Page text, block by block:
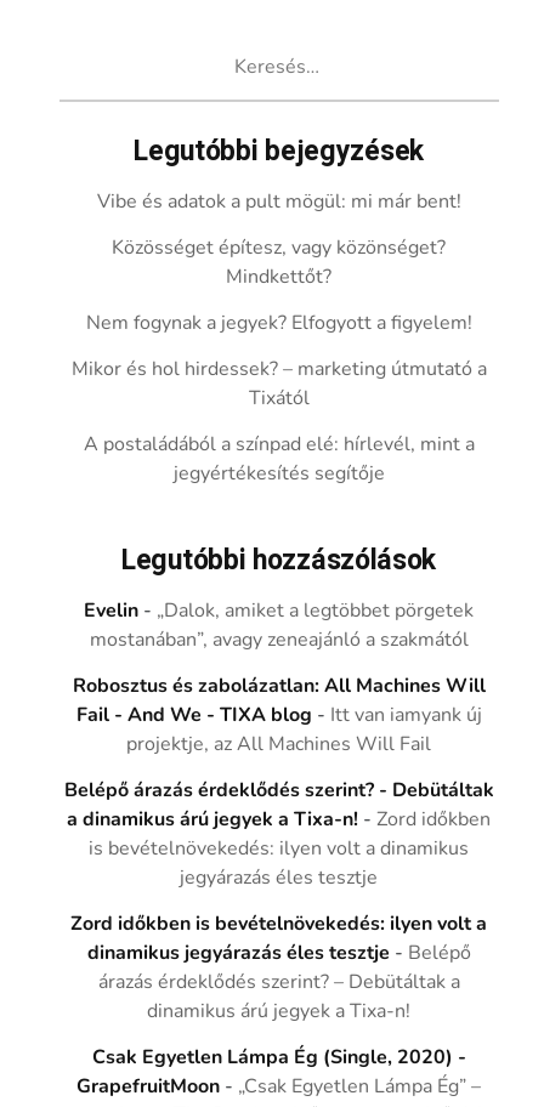
Legutóbbi bejegyzések
Vibe és adatok a pult mögül: mi már bent!
Közösséget építesz, vagy közönséget?
Mindkettőt?
Nem fogynak a jegyek? Elfogyott a figyelem!
Mikor és hol hirdessek? – marketing útmutató a
Tixától
A postaládából a színpad elé: hírlevél, mint a
jegyértékesítés segítője
Legutóbbi hozzászólások
Evelin - „Dalok, amiket a legtöbbet pörgetek
mostanában”, avagy zeneajánló a szakmától
Robosztus és zabolázatlan: All Machines Will
Fail - And We - TIXA blog - Itt van iamyank új
projektje, az All Machines Will Fail
Belépő árazás érdeklődés szerint? - Debütáltak
a dinamikus árú jegyek a Tixa-n! -Zord időkben
is bevételnövekedés: ilyen volt a dinamikus
jegyárazás éles tesztje
Zord időkben is bevételnövekedés: ilyen volt a
dinamikus jegyárazás éles tesztje - Belépő
árazás érdeklődés szerint? – Debütáltak a
dinamikus árú jegyek a Tixa-n!
Csak Egyetlen Lámpa Ég (Single, 2020) -
GrapefruitMoon - „Csak Egyetlen Lámpa Ég” –